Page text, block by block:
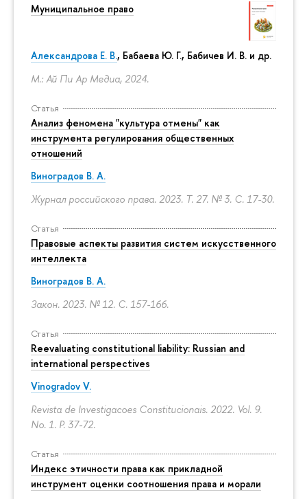
Муниципальное право
Александрова Е. В., Бабаева Ю. Г., Бабичев И. В. и др.
М.: Ай Пи Ар Медиа, 2024.
Статья
Анализ феномена "культура отмены" как
инструмента регулирования общественных
отношений
Виноградов В. А.
Журнал российского права. 2023. Т. 27. № 3. С. 17-30.
Статья
Правовые аспекты развития систем искусственного
интеллекта
Виноградов В. А.
Закон. 2023. № 12. С. 157-166.
Статья
Reevaluating constitutional liability: Russian and
international perspectives
Vinogradov V.
Revista de Investigacoes Constitucionais. 2022. Vol. 9.
No. 1. P. 37-72.
Статья
Индекс этичности права как прикладной
инструмент оценки соотношения права и морали